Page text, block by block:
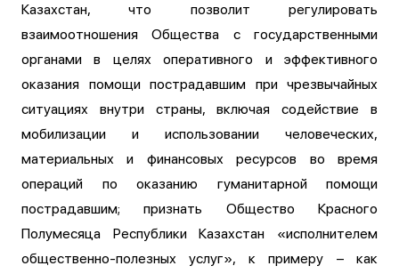
Казахстан, что позволит регулировать
взаимоотношения Общества с государственными
органами в целях оперативного и эффективного
оказания помощи пострадавшим при чрезвычайных
ситуациях внутри страны, включая содействие в
мобилизации и использовании человеческих,
материальных и финансовых ресурсов во время
операций по оказанию гуманитарной помощи
пострадавшим; признать Общество Красного
Полумесяца Республики Казахстан «исполнителем
общественно-полезных услуг», к примеру – как